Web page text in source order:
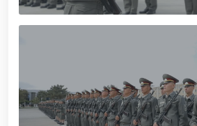
muhofaza qilish organlarining
raisi etib saylandi. // Milliy
tarkibining jangovar salohiyati,
talablariga mos
davom ettirilmoqda. // Tizim
ehtirom bilan nafaqaga
oilalar” mavzusida adabiy-
/ / Vatanparvarlik oyligi